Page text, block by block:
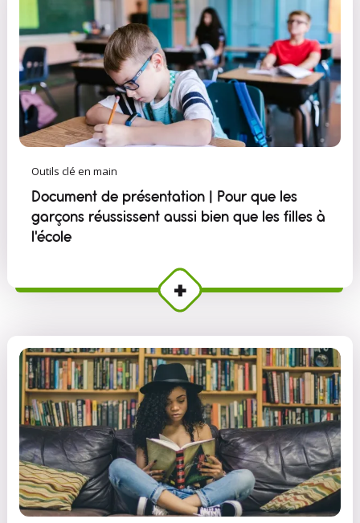
Outils clé en main
Document de présentation | Pour que les
garçons réussissent aussi bien que les filles à
l'école